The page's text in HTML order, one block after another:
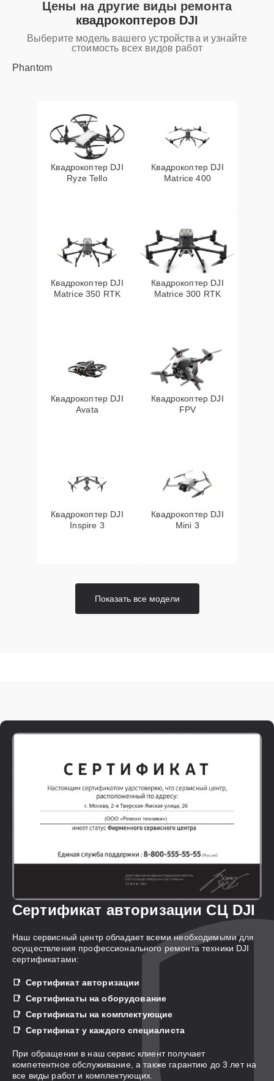
Цены на другие виды ремонта
квадрокоптеров DJI
Выберите модель вашего устройства и узнайте
стоимость всех видов работ
Phantom
Квадрокоптер DJI
Ryze Tello
Квадрокоптер DJI
Matrice 400
Квадрокоптер DJI
Matrice 350 RTK
Квадрокоптер DJI
Matrice 300 RTK
Квадрокоптер DJI
Avata
Квадрокоптер DJI
FPV
Квадрокоптер DJI
Inspire 3
Квадрокоптер DJI
Mini 3
Показать все модели
Сертификат авторизации СЦ DJI
Наш сервисный центр обладает всеми необходимыми для
осуществления профессионального ремонта техники DJI
сертификатами:
Сертификат авторизации
Сертификаты на оборудование
Сертификаты на комплектующие
Сертификат у каждого специалиста
При обращении в наш сервис клиент получает
компетентное обслуживание, а также гарантию до 3 лет на
все виды работ и комплектующих.